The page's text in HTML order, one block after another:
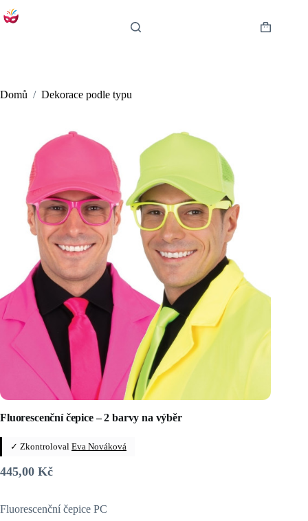
to
Shopping
Domů / Dekorace podle typu
Fluorescenční čepice – 2 barvy na výběr
✓ Zkontroloval Eva Nováková
445,00 Kč
Fluorescenční čepice PC